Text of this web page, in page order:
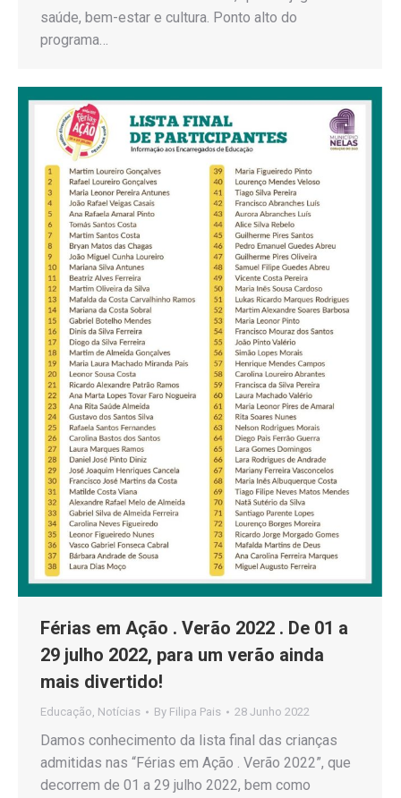
saúde, bem-estar e cultura. Ponto alto do
programa…
Férias em Ação . Verão 2022 . De 01 a
29 julho 2022, para um verão ainda
mais divertido!
Educação, Notícias By Filipa Pais 28 Junho 2022
Damos conhecimento da lista final das crianças
admitidas nas “Férias em Ação . Verão 2022”, que
decorrem de 01 a 29 julho 2022, bem como